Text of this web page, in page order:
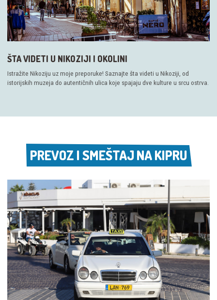
ŠTA VIDETI U NIKOZIJI I OKOLINI
Istražite Nikoziju uz moje preporuke! Saznajte šta videti u Nikoziji, od
istorijskih muzeja do autentičnih ulica koje spajaju dve kulture u srcu ostrva.
PREVOZ I SMEŠTAJ NA KIPRU
PREVOZ I SMEŠTAJ NA KIPRU